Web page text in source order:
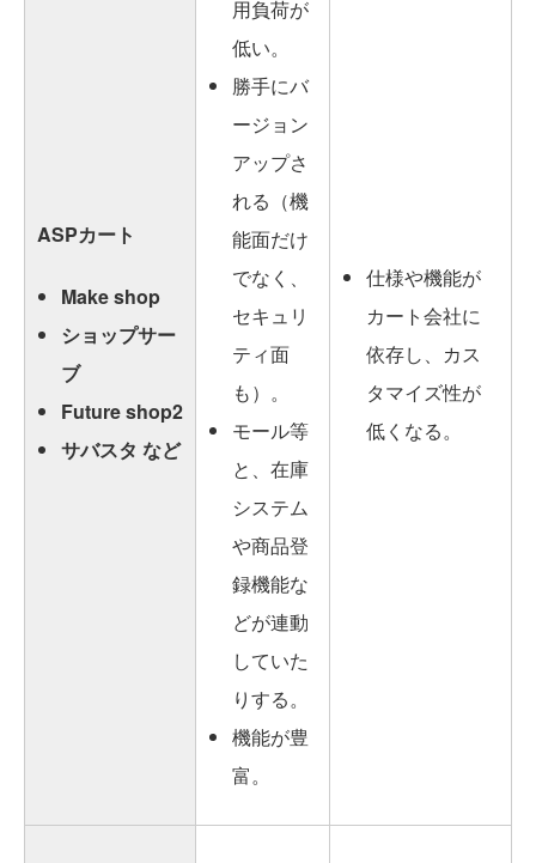
ASPカート
Make shop
ショップサー
ブ
Future shop2
サバスタ など
用負荷が
低い。
勝手にバ
ージョン
アップさ
れる（機
能面だけ
でなく、
セキュリ
ティ面
も）。
モール等
と、在庫
システム
や商品登
録機能な
どが連動
していた
りする。
機能が豊
富。
仕様や機能が
カート会社に
依存し、カス
タマイズ性が
低くなる。